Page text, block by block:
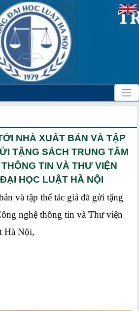
NHÀ XUẤT BẢN VÀ TẬP
TẶNG SÁCH TRUNG TÂM
TIN VÀ THƯ VIỆN
HỌC LUẬT HÀ NỘI
và tập thể tác giả đã gửi tặng
nghệ thông tin và Thư viện
Hà Nội,